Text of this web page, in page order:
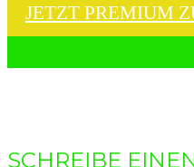
JETZT PREMIUM
SCHREIBE